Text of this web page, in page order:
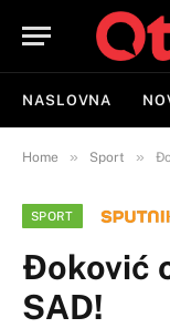
NASLOVNA
Home » Sport »
SPORT
Đoković
SAD!